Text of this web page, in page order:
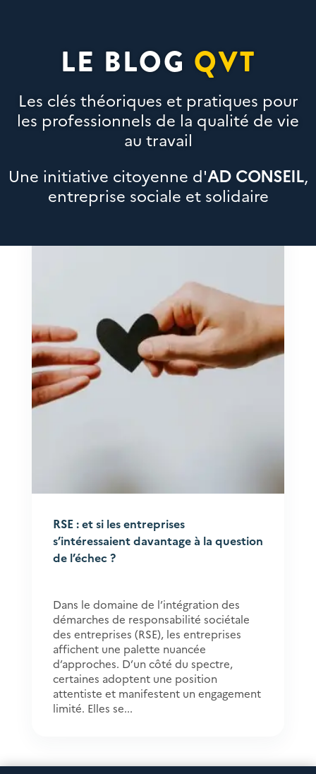
LE BLOG QVT
Les clés théoriques et pratiques pour
les professionnels de la qualité de vie
au travail
Une initiative citoyenne d'AD CONSEIL,
entreprise sociale et solidaire
RSE : et si les entreprises
s’intéressaient davantage à la question
de l’échec ?
Dans le domaine de l’intégration des
démarches de responsabilité sociétale
des entreprises (RSE), les entreprises
affichent une palette nuancée
d’approches. D’un côté du spectre,
certaines adoptent une position
attentiste et manifestent un engagement
limité. Elles se...